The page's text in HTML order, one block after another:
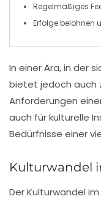
Regelmäßiges
Erfolge belohnen
In einer Ära, in der
bietet jedoch auch
Anforderungen
auch für kulturelle
Bedürfnisse einer
Kulturwandel
DerKulturwandel